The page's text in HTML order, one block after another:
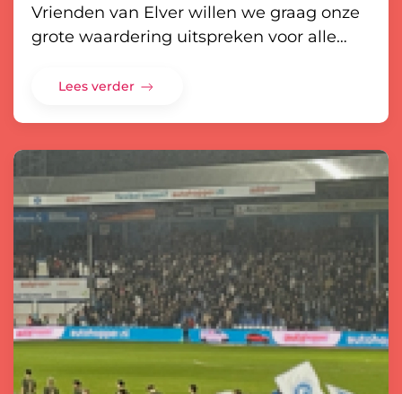
Vrienden van Elver willen we graag onze
grote waardering uitspreken voor alle…
Lees verder